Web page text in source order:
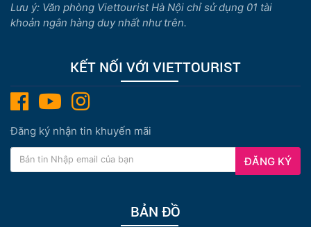
Lưu ý: Văn phòng Viettourist Hà Nội chỉ sử dụng 01 tài
khoản ngân hàng duy nhất như trên.
KẾT NỐI VỚI VIETTOURIST
Đăng ký nhận tin khuyến mãi
ĐĂNG KÝ
BẢN ĐỒ